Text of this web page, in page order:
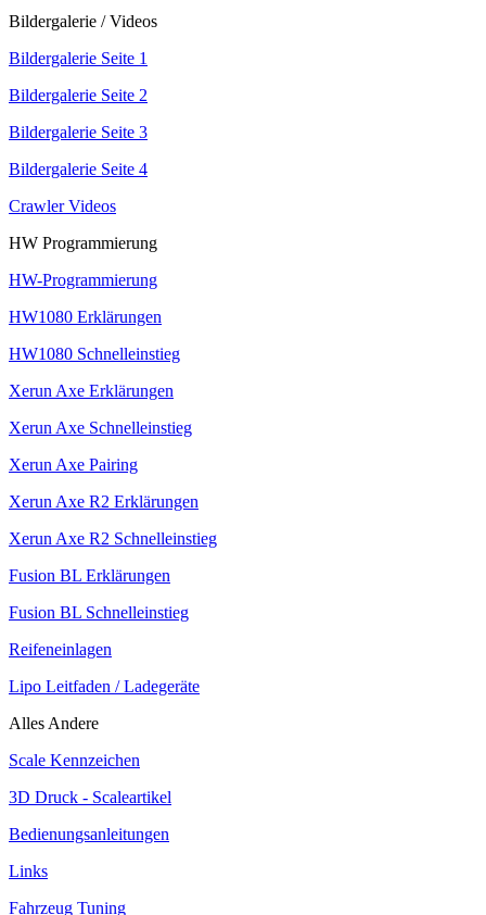
Bildergalerie / Videos
Bildergalerie Seite 1
Bildergalerie Seite 2
Bildergalerie Seite 3
Bildergalerie Seite 4
Crawler Videos
HW Programmierung
HW-Programmierung
HW1080 Erklärungen
HW1080 Schnelleinstieg
Xerun Axe Erklärungen
Xerun Axe Schnelleinstieg
Xerun Axe Pairing
Xerun Axe R2 Erklärungen
Xerun Axe R2 Schnelleinstieg
Fusion BL Erklärungen
Fusion BL Schnelleinstieg
Reifeneinlagen
Lipo Leitfaden / Ladegeräte
Alles Andere
Scale Kennzeichen
3D Druck - Scaleartikel
Bedienungsanleitungen
Links
Fahrzeug Tuning